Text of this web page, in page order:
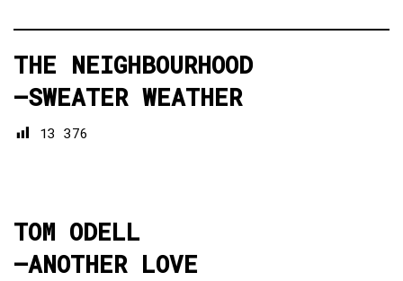
THE NEIGHBOURHOOD
—SWEATER WEATHER
13 376
TOM ODELL
—ANOTHER LOVE